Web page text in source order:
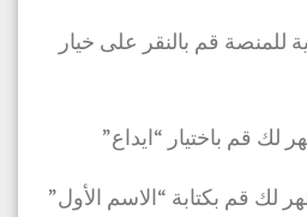
للمنصة قم بالنقر على خيار
لك قم بكتابة “الاسم الأول”